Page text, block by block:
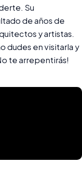
Su
de años de
y artistas.
dudes en visitarla y
te arrepentirás!